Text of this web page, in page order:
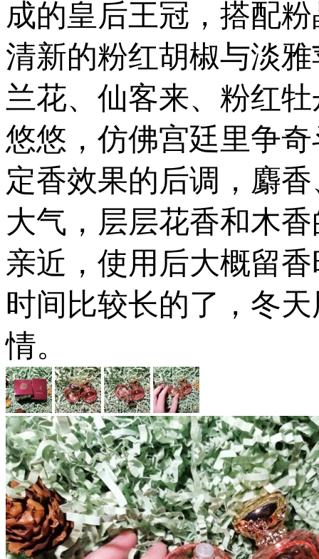
成的皇后王冠，搭配
清新的粉红胡椒与淡
兰花、仙客来、粉红
悠悠，仿佛宫廷里争
定香效果的后调，麝
大气，层层花香和木
亲近，使用后大概留
时间比较长的了，冬
情。